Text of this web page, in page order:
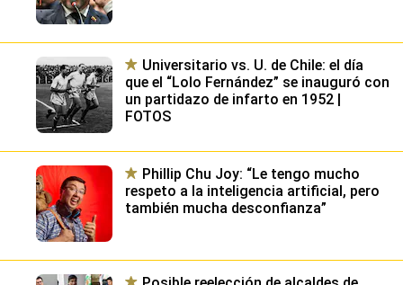
Universitario vs. U. de Chile: el día
que el “Lolo Fernández” se inauguró con
un partidazo de infarto en 1952 |
FOTOS
Phillip Chu Joy: “Le tengo mucho
respeto a la inteligencia artificial, pero
también mucha desconfianza”